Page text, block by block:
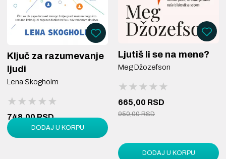
Ključ za razumevanje
ljudi
Lena Skogholm
★★★★★
★★★★★
★★★★★
748,00 RSD
880,00 RSDDODAJ U KORPU
Ljutiš li se na mene?
Meg Džozefson
★★★★★
★★★★★
★★★★★
665,00 RSD
950,00 RSD
DODAJ U KORPU